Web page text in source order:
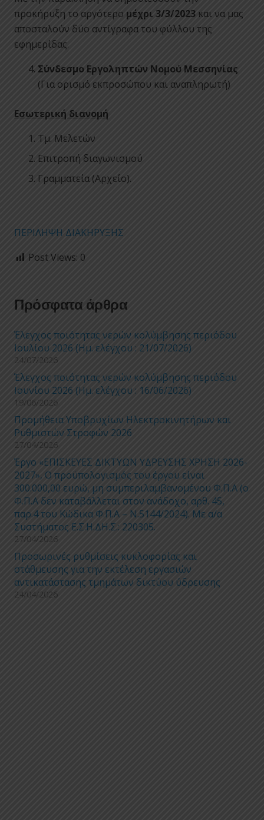
προκήρυξη το αργότερο μέχρι 3/3/2023 και να μας
αποσταλούν δύο αντίγραφα του φύλλου της
εφημερίδας.
Σύνδεσμο Εργοληπτών Νομού Μεσσηνίας
(Για ορισμό εκπροσώπου και αναπληρωτή)
Εσωτερική διανομή
Τμ. Μελετών
Επιτροπή διαγωνισμού
Γραμματεία (Αρχείο).
ΠΕΡΙΛΗΨΗ ΔΙΑΚΗΡΥΞΗΣ
Post Views: 0
Πρόσφατα άρθρα
Έλεγχος ποιότητας νερών κολύμβησης περιόδου
Ιουλίου 2026 (Ημ. ελέγχου : 21/07/2026)
24/07/2026
Έλεγχος ποιότητας νερών κολύμβησης περιόδου
Ιουνίου 2026 (Ημ. ελέγχου : 16/06/2026)
19/06/2026
Προμήθεια Υποβρυχίων Ηλεκτροκινητήρων και
Ρυθμιστών Στροφών 2026
27/04/2026
Έργο «ΕΠΙΣΚΕΥΕΣ ΔΙΚΤΥΩΝ ΥΔΡΕΥΣΗΣ ΧΡΗΣΗ 2026-
2027», Ο προϋπολογισμός του έργου είναι
300.000,00 ευρώ, μη συμπεριλαμβανομένου Φ.Π.Α (ο
Φ.Π.Α δεν καταβάλλεται στον ανάδοχο, αρθ. 45,
παρ.4 του Κώδικα Φ.Π.Α – Ν.5144/2024). Με α/α
Συστήματος Ε.Σ.Η.ΔΗ.Σ.: 220305.
27/04/2026
Προσωρινές ρυθμίσεις κυκλοφορίας και
στάθμευσης για την εκτέλεση εργασιών
αντικατάστασης τμημάτων δικτύου ύδρευσης
24/04/2026